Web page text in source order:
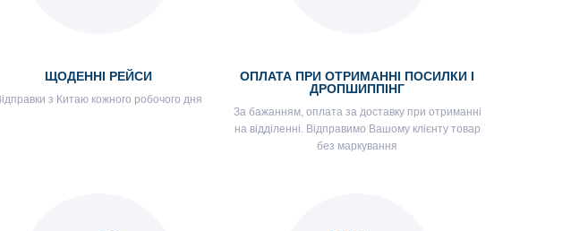
ЩОДЕННІ РЕЙСИ
з Китаю кожного робочого дня
ОПЛАТА ПРИ ОТРИМАННІ ПОСИЛКИ І
ДРОПШИППІНГ
За бажанням, оплата за доставку при отриманні
на відділенні. Відправимо Вашому клієнту товар
без маркування